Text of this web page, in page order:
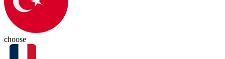
choose